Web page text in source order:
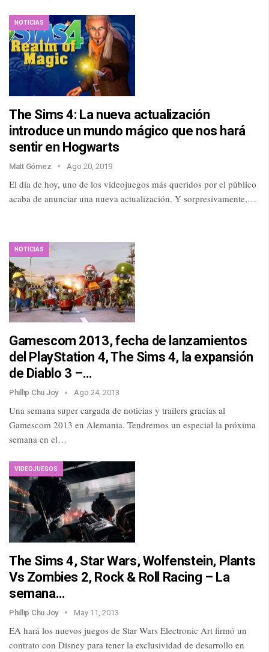
NOTICIAS
The Sims 4: La nueva actualización
introduce un mundo mágico que nos hará
sentir en Hogwarts
Matt Gómez Ago 20, 2019
El día de hoy, uno de los videojuegos más queridos por el público
acaba de anunciar una nueva actualización. Y sorpresivamente,…
NOTICIAS
Gamescom 2013, fecha de lanzamientos
del PlayStation 4, The Sims 4, la expansión
de Diablo 3 –…
Phillip Chu Joy Ago 24, 2013
Una semana super cargada de noticias y trailers gracias al
Gamescom 2013 en Alemania. Tendremos un especial la próxima
semana en el…
VIDEOJUEGOS
The Sims 4, Star Wars, Wolfenstein, Plants
Vs Zombies 2, Rock & Roll Racing – La
semana…
Phillip Chu Joy May 11, 2013
EA hará los nuevos juegos de Star Wars Electronic Art firmó un
contrato con Disney para tener la exclusividad de desarrollo en